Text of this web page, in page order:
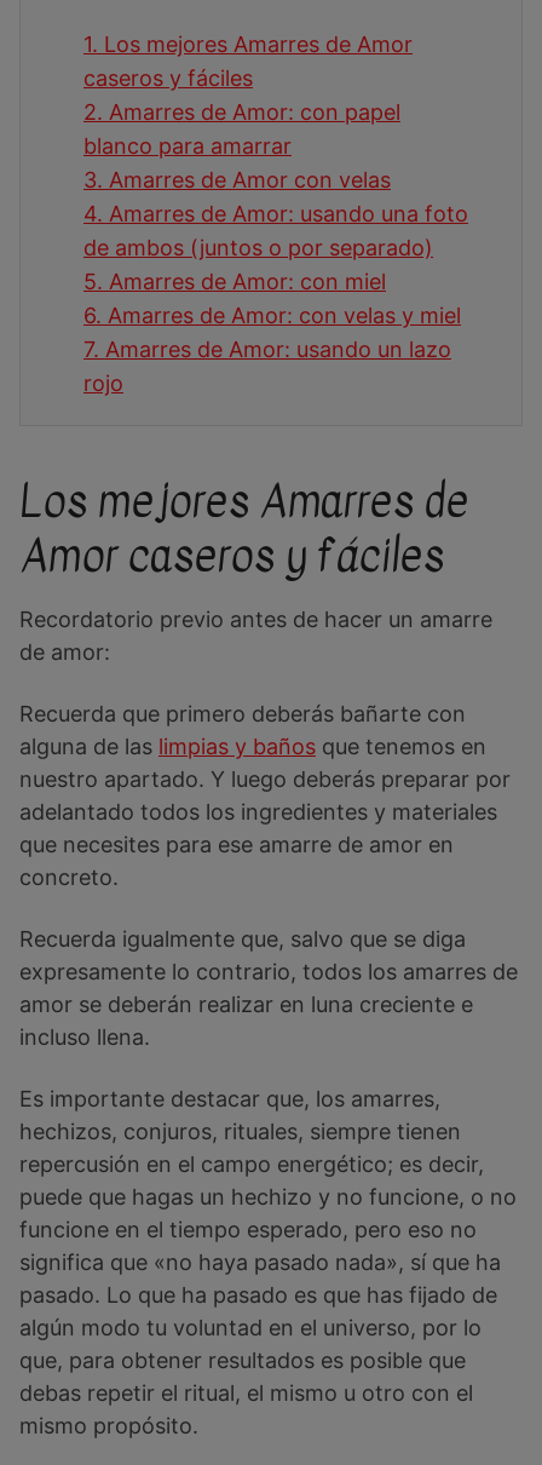
1. Los mejores Amarres de Amor
caseros y fáciles
2. Amarres de Amor: con papel
blanco para amarrar
3. Amarres de Amor con velas
4. Amarres de Amor: usando una foto
de ambos (juntos o por separado)
5. Amarres de Amor: con miel
6. Amarres de Amor: con velas y miel
7. Amarres de Amor: usando un lazo
rojo
Los mejores Amarres de
Amor caseros y fáciles
Recordatorio previo antes de hacer un amarre
de amor:
Recuerda que primero deberás bañarte con
alguna de las limpias y baños que tenemos en
nuestro apartado. Y luego deberás preparar por
adelantado todos los ingredientes y materiales
que necesites para ese amarre de amor en
concreto.
Recuerda igualmente que, salvo que se diga
expresamente lo contrario, todos los amarres de
amor se deberán realizar en luna creciente e
incluso llena.
Es importante destacar que, los amarres,
hechizos, conjuros, rituales, siempre tienen
repercusión en el campo energético; es decir,
puede que hagas un hechizo y no funcione, o no
funcione en el tiempo esperado, pero eso no
significa que «no haya pasado nada», sí que ha
pasado. Lo que ha pasado es que has fijado de
algún modo tu voluntad en el universo, por lo
que, para obtener resultados es posible que
debas repetir el ritual, el mismo u otro con el
mismo propósito.